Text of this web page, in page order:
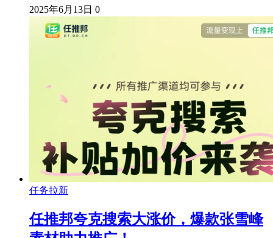
2025年6月13日 0
任务拉新
任推邦夸克搜索大涨价，爆款张雪峰